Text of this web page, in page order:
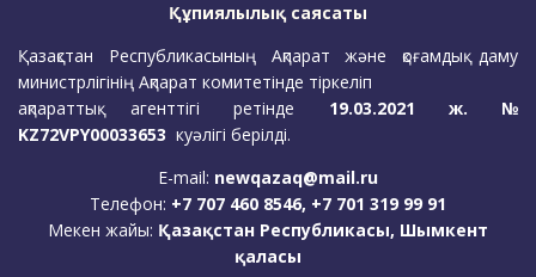
Құпиялылық саясаты
Қазақстан Республикасының Ақпарат және қоғамдық даму
министрлігінің Ақпарат комитетінде тіркеліп
ақпараттық агенттігі ретінде 19.03.2021 ж. №
KZ72VPY00033653 куәлігі берілді.
E-mail: newqazaq@mail.ru
Телефон: +7 707 460 8546, +7 701 319 99 91
Мекен жайы: Қазақстан Республикасы, Шымкент
қаласы